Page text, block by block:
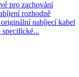
pro zachování
rozhodně
nabíjecí kabel
specifické...